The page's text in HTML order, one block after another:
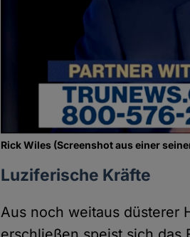
Rick Wiles (Screenshot aus einer
Luziferische Kräfte
Aus noch weitaus düsterer